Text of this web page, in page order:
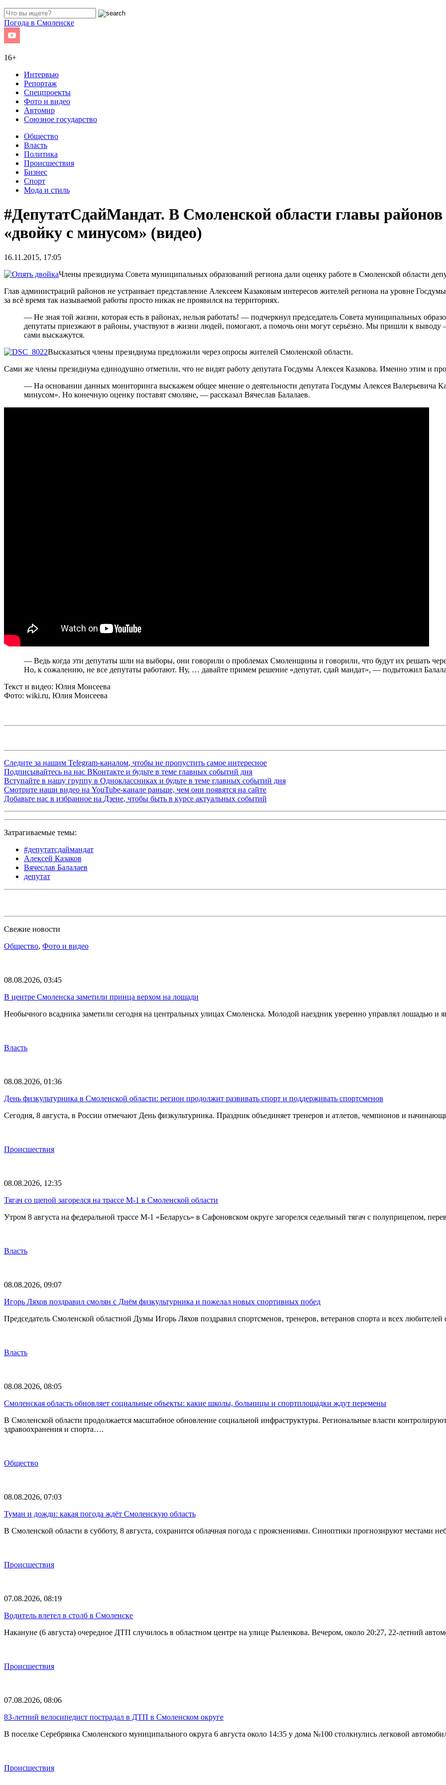
Погода в Смоленске
16+
Интервью
Репортаж
Спецпроекты
Фото и видео
Автомир
Союзное государство
Общество
Власть
Политика
Происшествия
Бизнес
Спорт
Мода и стиль
#ДепутатСдайМандат. В Смоленской области главы
«двойку с минусом» (видео)
16.11.2015, 17:05
Члены президиума Совета муниципальных образований региона дали оценку работе в Смоленской области
Глав администраций районов не устраивает представление Алексеем Казаковым интересов жителей региона на уровне
за всё время так называемой работы просто никак не проявился на территориях.
— Не зная той жизни, которая есть в районах, нельзя работать! — подчеркнул председатель Совета муниципальных
депутаты приезжают в районы, участвуют в жизни людей, помогают, а помочь они могут серьёзно. Мы пришли к
сами выскажутся.
Высказаться члены президиума предложили через опросы жителей Смоленской области.
Сами же члены президиума единодушно отметили, что не видят работу депутата Госдумы Алексея Казакова. Именно этим и
— На основании данных мониторинга выскажем общее мнение о деятельности депутата Госдумы Алексея Валерьевича
минусом». Но конечную оценку поставят смоляне, — рассказал Вячеслав Балалаев.
— Ведь когда эти депутаты шли на выборы, они говорили о проблемах Смоленщины и говорили, что будут их решать
Но, к сожалению, не все депутаты работают. Ну, … давайте примем решение «депутат, сдай мандат», — подытожил
Текст и видео: Юлия Моисеева
Фото: wiki.ru, Юлия Моисеева
Следите за нашим Telegram-каналом, чтобы не пропустить самое интересное
Подписывайтесь на нас ВКонтакте и будьте в теме главных событий дня
Вступайте в нашу группу в Одноклассниках и будьте в теме главных событий дня
Смотрите наши видео на YouTube-канале раньше, чем они появятся на сайте
Добавьте нас в избранное на Дзене, чтобы быть в курсе актуальных событий
Затрагиваемые темы:
#депутатсдаймандат
Алексей Казаков
Вячеслав Балалаев
депутат
Свежие новости
Общество, Фото и видео
08.08.2026, 03:45
В центре Смоленска заметили принца верхом на лошади
Необычного всадника заметили сегодня на центральных улицах Смоленска. Молодой наездник уверенно управлял лошадью и
Власть
08.08.2026, 01:36
День физкультурника в Смоленской области: регион продолжит развивать спорт и поддерживать спортсменов
Сегодня, 8 августа, в России отмечают День физкультурника. Праздник объединяет тренеров и атлетов, чемпионов и
Происшествия
08.08.2026, 12:35
Тягач со щепой загорелся на трассе М-1 в Смоленской области
Утром 8 августа на федеральной трассе М-1 «Беларусь» в Сафоновском округе загорелся седельный тягач с полуприцепом,
Власть
08.08.2026, 09:07
Игорь Ляхов поздравил смолян с Днём физкультурника и пожелал новых спортивных побед
Председатель Смоленской областной Думы Игорь Ляхов поздравил спортсменов, тренеров, ветеранов спорта и всех
Власть
08.08.2026, 08:05
Смоленская область обновляет социальные объекты: какие школы, больницы и спортплощадки ждут перемены
В Смоленской области продолжается масштабное обновление социальной инфраструктуры. Региональные власти
здравоохранения и спорта….
Общество
08.08.2026, 07:03
Туман и дожди: какая погода ждёт Смоленскую область
В Смоленской области в субботу, 8 августа, сохранится облачная погода с прояснениями. Синоптики прогнозируют местами
Происшествия
07.08.2026, 08:19
Водитель влетел в столб в Смоленске
Накануне (6 августа) очередное ДТП случилось в областном центре на улице Рыленкова. Вечером, около 20:27, 22-летний
Происшествия
07.08.2026, 08:06
83-летний велосипедист пострадал в ДТП в Смоленском округе
В поселке Серебрянка Смоленского муниципального округа 6 августа около 14:35 у дома №100 столкнулись легковой
Происшествия